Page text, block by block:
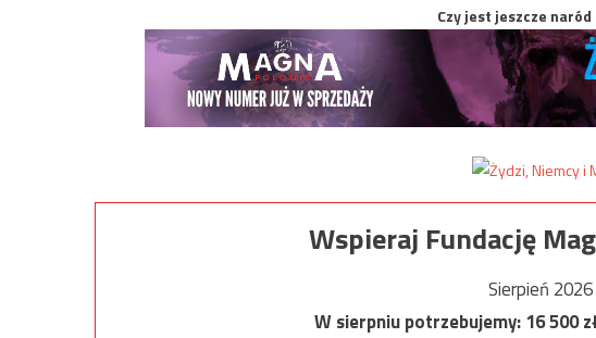
Czy jest jeszcze naród
Wspieraj Fundację
Sierpień 2026
W sierpniu potrzebujemy:16 500